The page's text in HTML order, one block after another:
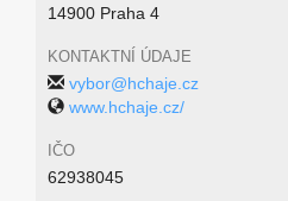
14900 Praha 4
KONTAKTNÍ ÚDAJE
vybor@hchaje.cz
www.hchaje.cz/
IČO
62938045